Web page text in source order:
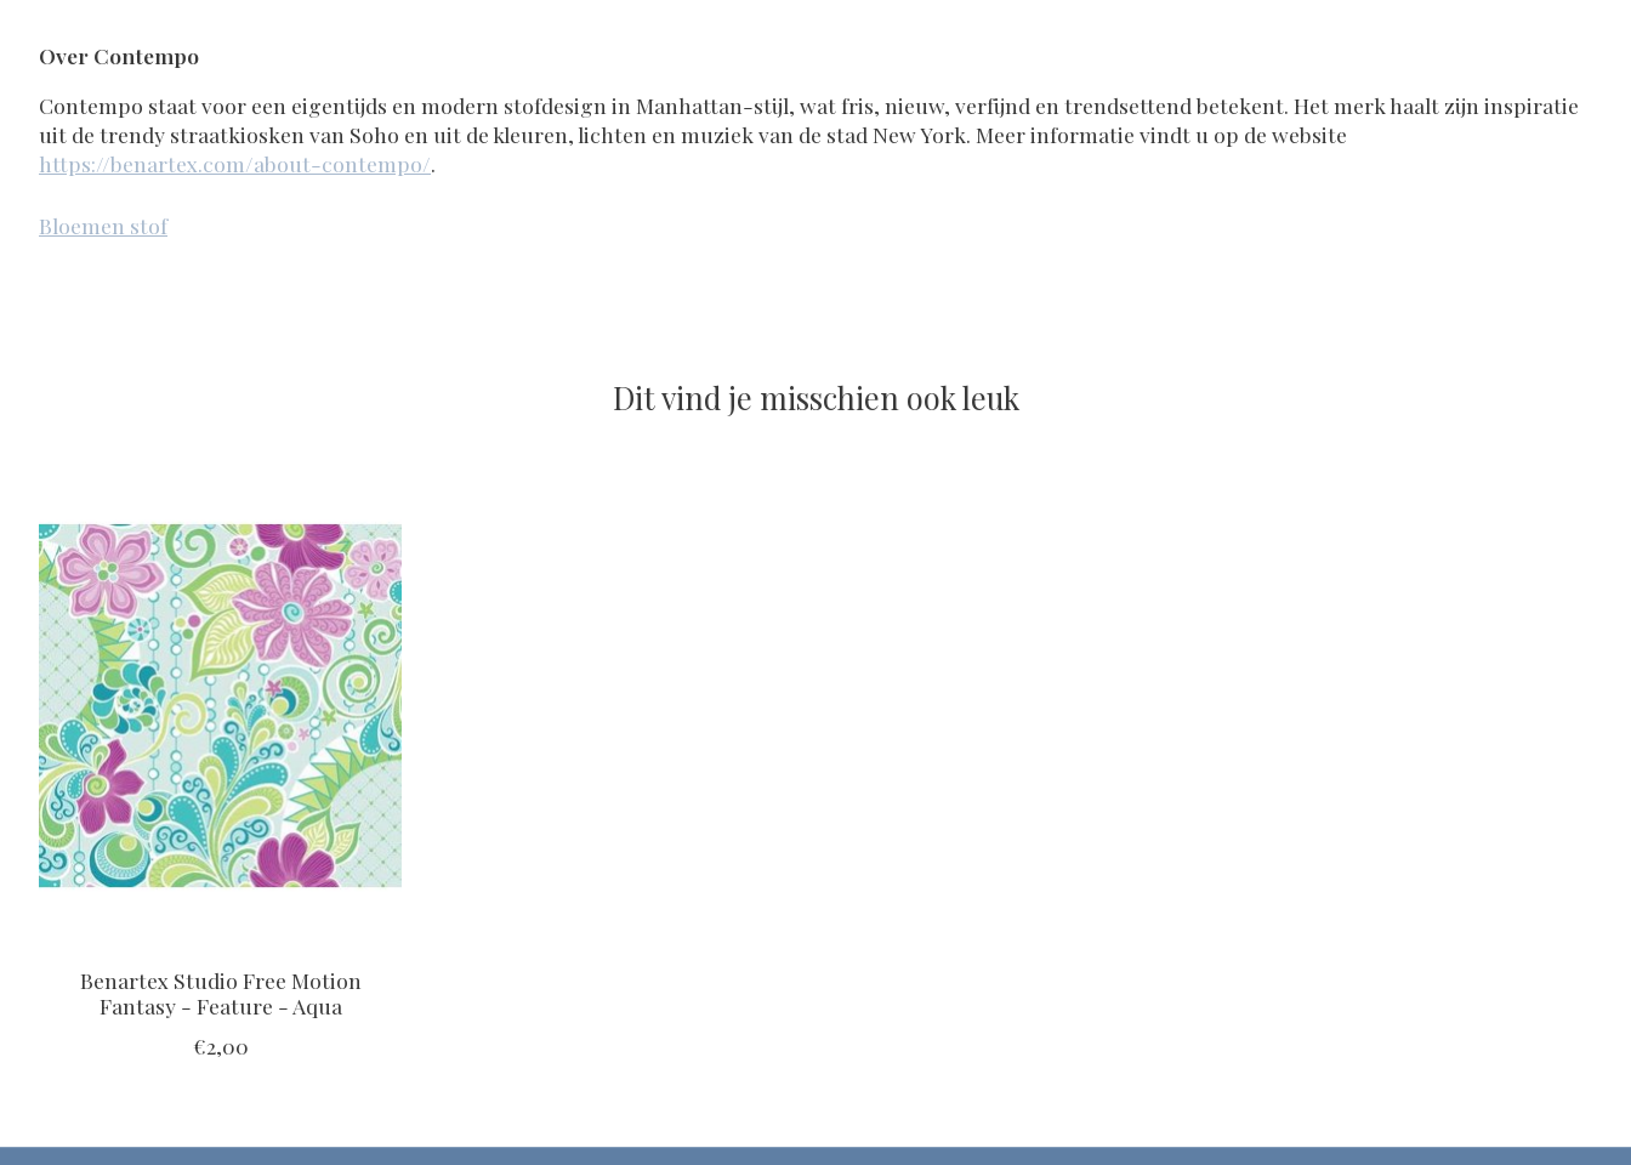
Over Contempo
Contempo staat voor een eigentijds en modern stofdesign in Manhattan-stijl, wat fris, nieuw, verfijnd en trendsettend betekent. Het merk haalt zijn inspiratie
uit de trendy straatkiosken van Soho en uit de kleuren, lichten en muziek van de stad New York. Meer informatie vindt u op de website
https://benartex.com/about-contempo/.
Bloemen stof
Dit vind je misschien ook leuk
Benartex Studio Free Motion
Fantasy - Feature - Aqua
€2,00